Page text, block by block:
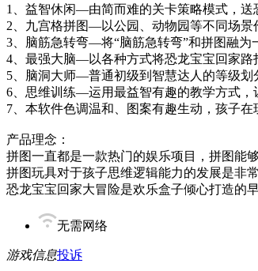
1、益智休闲—由简而难的关卡策略模式，送
2、九宫格拼图—以公园、动物园等不同场景
3、脑筋急转弯—将“脑筋急转弯”和拼图融为
4、最强大脑—以各种方式将恐龙宝宝回家路
5、脑洞大师—普通初级到智慧达人的等级划
6、思维训练—运用最益智有趣的教学方式，
7、本软件色调温和、图案有趣生动，孩子
产品理念：
拼图一直都是一款热门的娱乐项目，拼图能
拼图玩具对于孩子思维逻辑能力的发展是非常
恐龙宝宝回家大冒险是欢乐盒子倾心打造的
无需网络
游戏信息投诉